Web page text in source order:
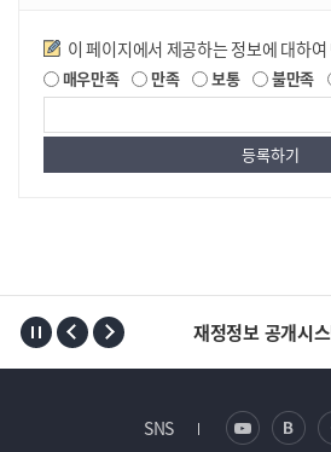
만족도조사
이 페이지에서 제공하는 정보에 대하
매우만족 만족 보통 불만족
재정정보 공개시
SNS